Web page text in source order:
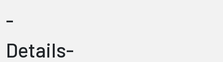
-
Details-